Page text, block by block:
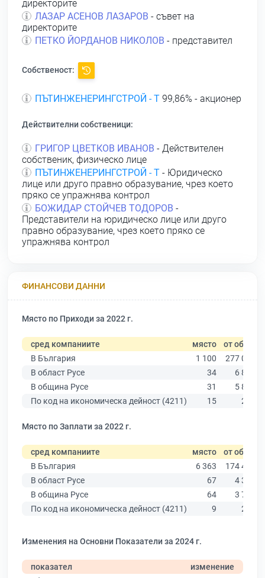
директорите
ЛАЗАР АСЕНОВ ЛАЗАРОВ - съвет на
директорите
ПЕТКО ЙОРДАНОВ НИКОЛОВ - представител
Собственост:
ПЪТИНЖЕНЕРИНГСТРОЙ - Т 99,86% - акционер
Действителни собственици:
ГРИГОР ЦВЕТКОВ ИВАНОВ - Действителен
собственик, физическо лице
ПЪТИНЖЕНЕРИНГСТРОЙ - Т - Юридическо
лице или друго правно образувание, чрез което
пряко се упражнява контрол
БОЖИДАР СТОЙЧЕВ ТОДОРОВ -
Представители на юридическо лице или друго
правно образувание, чрез което пряко се
упражнява контрол
ФИНАНСОВИ ДАННИ
Място по Приходи за 2022 г.
сред компаниите място от общо
В България
1 100
277 019
В област Русе
34
6 851
В община Русе
31
5 883
По код на икономическа дейност (4211)
15 276
Място по Заплати за 2022 г.
сред компаниите място от общо
В България
6 363
174 403
В област Русе
67
4 390
В община Русе
64
3 764
По код на икономическа дейност (4211)
9 250
Изменения на Основни Показатели за 2024 г.
показател
изменение